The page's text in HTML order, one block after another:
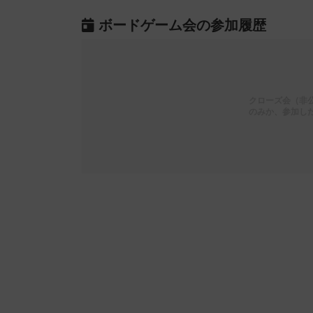
ボードゲーム会の参加履歴